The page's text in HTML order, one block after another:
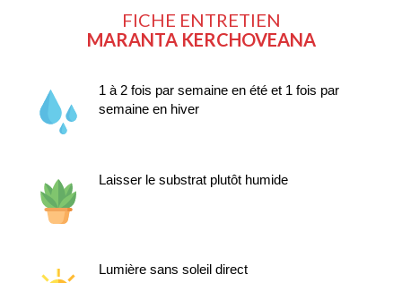
FICHE ENTRETIEN
MARANTA KERCHOVEANA
1 à 2 fois par semaine en été et 1 fois par
semaine en hiver
Laisser le substrat plutôt humide
Lumière sans soleil direct